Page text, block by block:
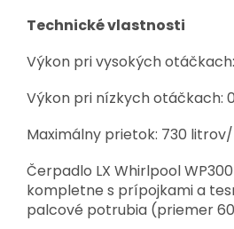
Technické vlastnosti
Výkon pri vysokých otáčkach:
Výkon pri nízkych otáčkach:
Maximálny prietok: 730
Čerpadlo LX Whirlpool
kompletne s prípojkami a
palcové potrubia (priemer